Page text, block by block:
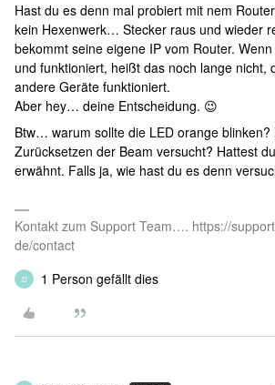
Hast du es denn mal probiert mit nem
kein Hexenwerk… Stecker raus und wieder
bekommt seine eigene IP vom Router.
und funktioniert, heißt das noch lange nicht,
andere Geräte funktioniert.
Aber hey… deine Entscheidung. 😉
Btw… warum sollte die LED orange blinken?
Zurücksetzen der Beam versucht? Hattest
erwähnt. Falls ja, wie hast du es denn
Kontakt zum Support Team…. https://
de/contact
D 1 Person gefällt dies